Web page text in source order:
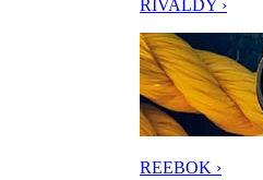
RIVALDY ›
REEBOK ›